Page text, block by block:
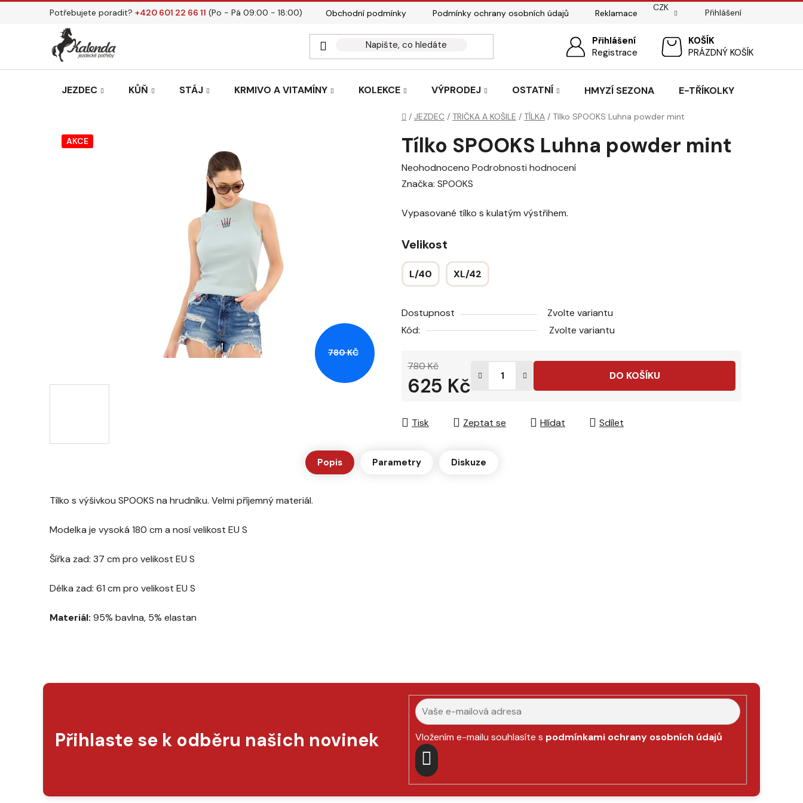
Přejít
Potřebujete poradit? +420 601 22 66 11 (Po - Pá 09:00 - 18:00) Obchodní podmínky Podmínky ochrany osobních údajů
Reklamace
Pasování sedel pro koně
CZK
Přihlášení
Přihlášení
Registrace
NÁKUPNÍPRÁZDNÝ KOŠÍK
JEZDEC KŮŇ STÁJ KRMIVO A VITAMÍNY KOLEKCE VÝPRODEJ OSTATNÍ HMYZÍ SEZONA E-TŘÍKOLKY
Domů
/ JEZDEC / TRIČKA A KOŠILE / TÍLKA / Tílko SPOOKS Luhna powder mint
Tílko SPOOKS Luhna powder mint
Průměrné
hodnocení
je
z
5
hvězdiček.
Neohodnoceno Podrobnosti hodnocení
Značka: SPOOKS
Vypasované tílko s kulatým výstřihem.
Velikost
L/40 XL/42
Dostupnost
Zvolte variantu
Kód:
Zvolte variantu
780 Kč
625 Kč DO KOŠÍKU
Tisk Zeptat se Hlídat Sdílet
AKCE
780 KČ
Popis Parametry Diskuze
Tílko s výšivkou SPOOKS na hrudníku. Velmi příjemný materiál.
Modelka je vysoká 180 cm a nosí velikost EU S
Šířka zad: 37 cm pro velikost EU S
Délka zad: 61 cm pro velikost EU S
Materiál: 95% bavlna, 5% elastan
Přihlaste se k odběru našich novinek Vložením e-mailu souhlasíte s podmínkami ochrany osobních údajů
PŘIHLÁSIT
SE